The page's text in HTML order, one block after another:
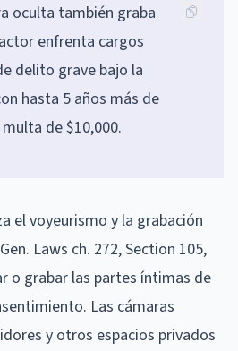
oculta también graba
enfrenta cargos
delito grave bajo la
hasta 5 años más de
de $10,000.
el voyeurismo y la grabación
Laws ch. 272, Section 105,
o grabar las partes íntimas de
Las cámaras
y otros espacios privados